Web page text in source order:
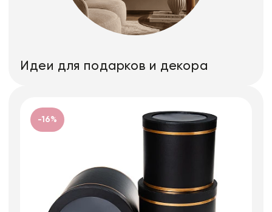
Идеи для подарков и декора
-16%